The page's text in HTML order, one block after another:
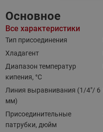
Основное
Все характеристики
Тип присоединения
Хладагент
Диапазон температур
кипения, °C
Линия выравнивания (1/4"/ 6
мм)
Присоединительные
патрубки, дюйм